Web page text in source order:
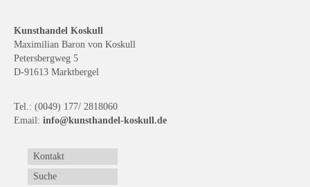
Kunsthandel Koskull
Maximilian Baron von Koskull
Petersbergweg 5
D-91613 Marktbergel
Tel.: (0049) 177/ 2818060
Email: info@kunsthandel-koskull.de
Kontakt
Suche